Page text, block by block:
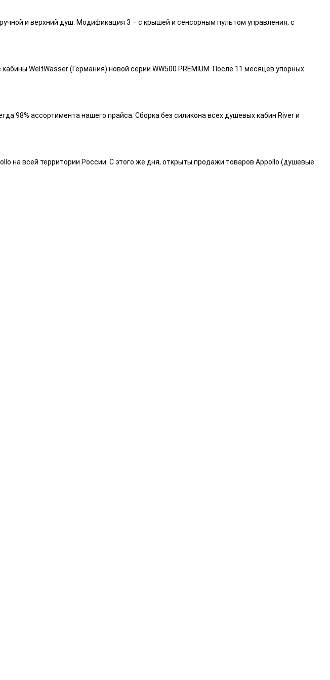
и верхний душ. Модификация 3 – с крышей и сенсорным пультом управления, с
WeltWasser (Германия) новой серии WW500 PREMIUM. После 11 месяцев упорных
98% ассортимента нашего прайса. Сборка без силикона всех душевых кабин River и
на всей территории России. С этого же дня, открыты продажи товаров Appollo (душевые